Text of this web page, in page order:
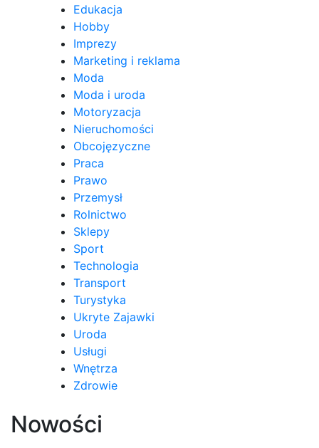
Edukacja
Hobby
Imprezy
Marketing i reklama
Moda
Moda i uroda
Motoryzacja
Nieruchomości
Obcojęzyczne
Praca
Prawo
Przemysł
Rolnictwo
Sklepy
Sport
Technologia
Transport
Turystyka
Ukryte Zajawki
Uroda
Usługi
Wnętrza
Zdrowie
Nowości